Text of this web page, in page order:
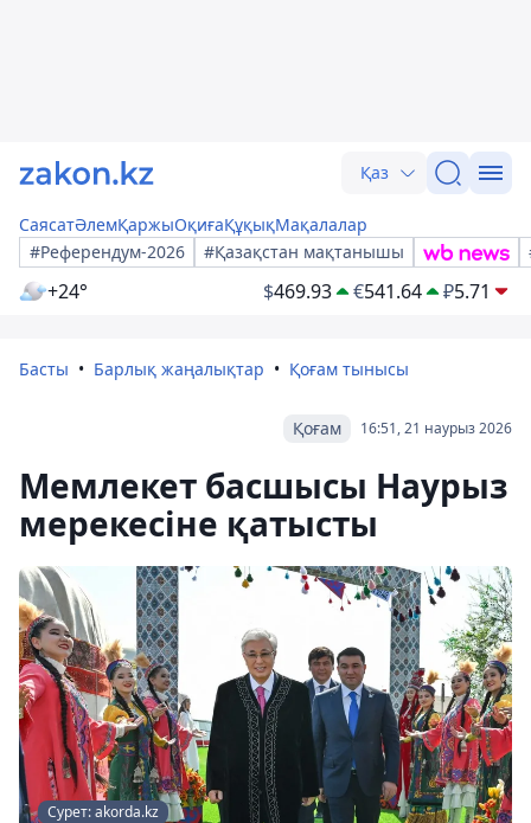
Қаз
СаясатӘлемҚаржыОқиғаҚұқықМақалалар
#Референдум-2026
#Қазақстан мақтанышы
+24° $469.93 €541.64 ₽5.71
Басты Барлық жаңалықтар Қоғам тынысы
16:51, 21 наурыз 2026
Қоғам
Мемлекет басшысы Наурыз
мерекесіне қатысты
Сурет: akorda.kz